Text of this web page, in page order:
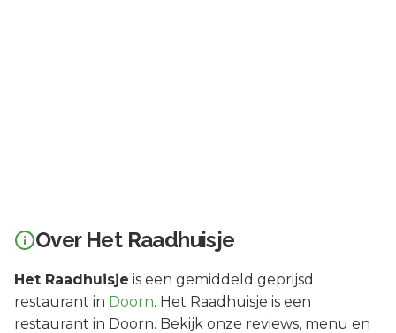
Over Het Raadhuisje
Het Raadhuisje is een gemiddeld geprijsd
restaurant in Doorn. Het Raadhuisje is een
restaurant in Doorn. Bekijk onze reviews, menu en